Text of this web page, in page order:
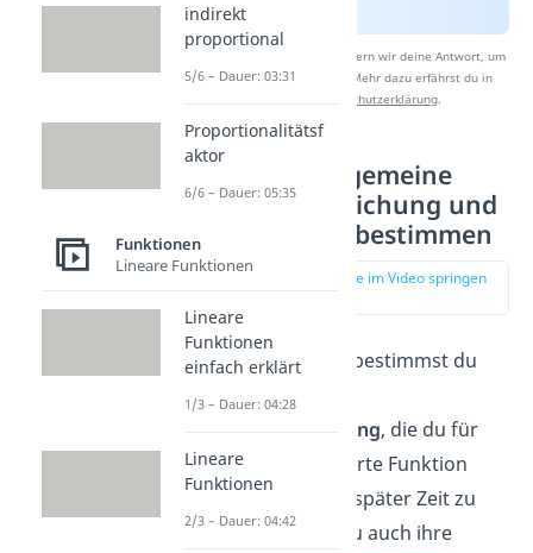
Nach Beantwortung speichern wir deine Antwort, um
Studyflix zu verbessern. Mehr dazu erfährst du in
Datenschutzerklärung.
1.Schritt: Allgemeine
Funktionsgleichung und
Ableitungen bestimmen
zur Stelle im Video springen
Im ersten Schritt bestimmst du
die allgemeine
Funktionsgleichung, die du für
deine rekonstruierte Funktion
brauchst. Um dir später Zeit zu
sparen, solltest du auch ihre
indirekt
proportional
5/6 – Dauer: 03:31
Proportionalitätsf
aktor
6/6 – Dauer: 05:35
Funktionen
Lineare Funktionen
Lineare
Funktionen
einfach erklärt
1/3 – Dauer: 04:28
Lineare
Funktionen
2/3 – Dauer: 04:42